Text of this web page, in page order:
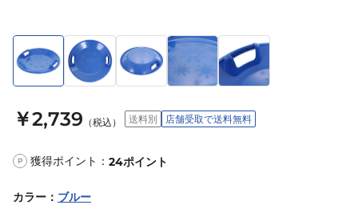
￥2,739 （税込） 送料別 店舗受取で送料無料
P 獲得ポイント： 24ポイント
カラー ： ブルー